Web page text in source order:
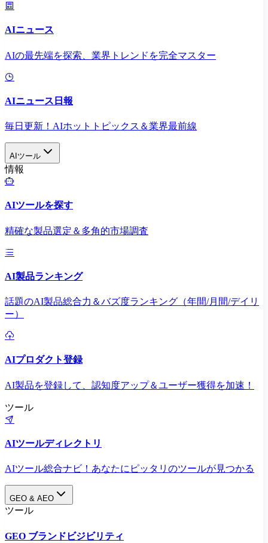
AIニュース
AIの最先端を探索、業界トレンドを完全マスター
AIニュース日報
毎日更新！AIホットトピックス＆業界最前線
AIツール
情報
AIツールを探す
精確な製品選定＆多角的市場調査
AI製品ランキング
話題のAI製品総合力＆バズ度ランキング（年間/月間/デイリ
ー）
AIプロダクト登録
AI製品を登録して、認知度アップ＆ユーザー獲得を加速！
ツール
AIツールディレクトリ
AIツール総合ナビ！あなたにピッタリのツールが見つかる
GEO & AEO
ツール
GEO ブランドビジビリティ